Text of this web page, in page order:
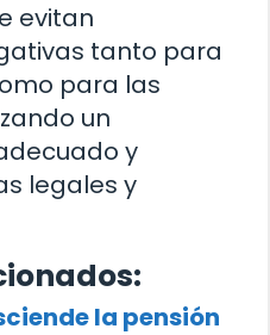
evitan
tanto para
para las
un
y
legales y
la pensión